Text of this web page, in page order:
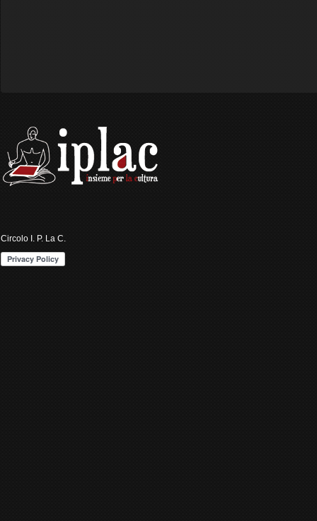
Circolo I. P. La C.